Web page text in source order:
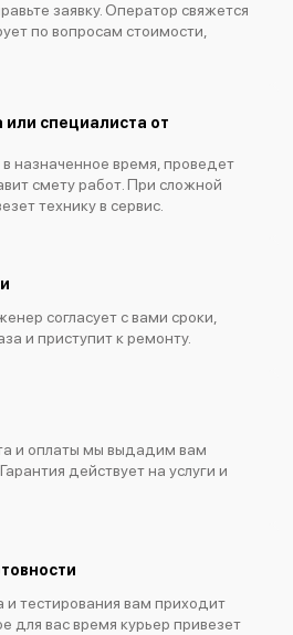
9500
7300
FlashSystem 5300
заявку. Оператор свяжется
по вопросам стоимости,
или специалиста от
назначенное время, проведет
смету работ. При сложной
технику в сервис.
согласует с вами сроки,
и приступит к ремонту.
и оплаты мы выдадим вам
действует на услуги и
тестирования вам приходит
для вас время курьер привезет